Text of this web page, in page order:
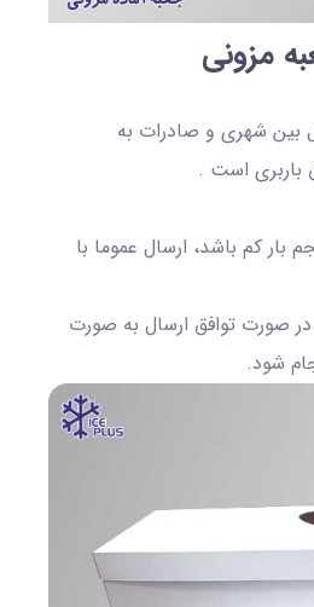
مزونی
بین شهری و صادرات به
باربری است .
بار کم باشد، ارسال عموما با
در صورت توافق ارسال به صورت
شود.